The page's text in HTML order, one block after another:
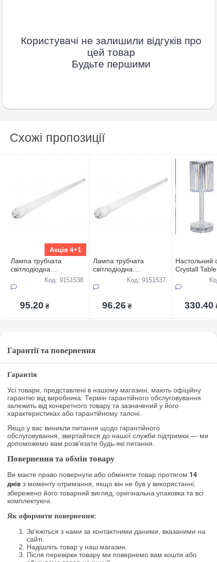
Користувачі не залишили відгуків про
цей товар
Будьте першими
Схожі пропозиції
Акція 4+1
Лампа трубчата
свiтлодiодна
ENERLIGHT T8 glass
18Вт 4500К G13,2 роки
Код: 9151538
95.20 ₴
Лампа трубчата
свiтлодiодна
ENERLIGHT T8 glass
18Вт 6500К G13,2 роки
Код: 9151537
96.26 ₴
Настольний
Crystall
330.40
Гарантії та повернення
Гарантія
Усі товари, представлені в нашому магазині, мають офіційну
гарантію від виробника. Термін гарантійного обслуговування
залежить від конкретного товару та зазначений у його
характеристиках або гарантійному талоні.
Якщо у вас виникли питання щодо гарантійного
обслуговування, звертайтеся до нашої служби підтримки — ми
допоможемо вам розв’язати будь-які питання.
Повернення та обмін товару
Ви маєте право повернути або обміняти товар протягом 14
днів з моменту отримання, якщо він не був у використанні,
збережено його товарний вигляд, оригінальна упаковка та всі
комплектуючі.
Як оформити повернення:
Зв’яжіться з нами за контактними даними, вказаними на
сайті.
Надішліть товар у наш магазин.
Після перевірки товару ми повернемо вам кошти або